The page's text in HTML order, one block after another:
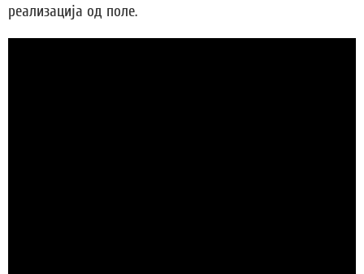
реализација од поле.